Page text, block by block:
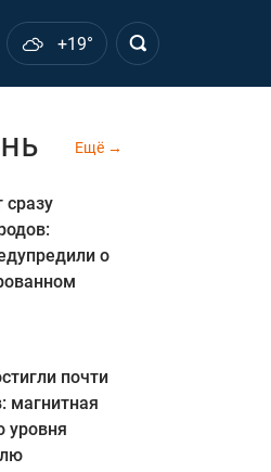
+19°
Ещё
сразу
о
почти
магнитная
уровня